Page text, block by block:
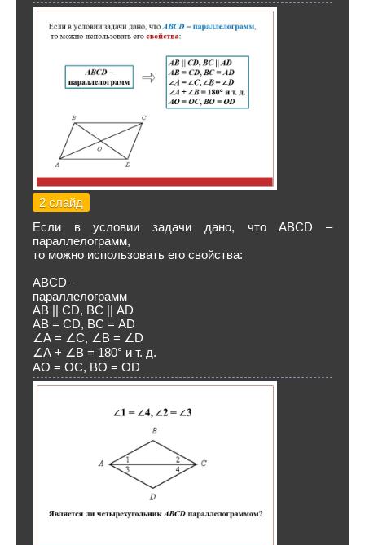
2 слайд
Если в условии задачи дано, что АВСD –
параллелограмм,
то можно использовать его свойства:
АВСD –
параллелограмм
АВ || CD, ВС || АD
АВ = CD, ВС = АD
∠А = ∠C, ∠В = ∠D
∠А + ∠В = 180° и т. д.
АО = ОC, ВО = ОD